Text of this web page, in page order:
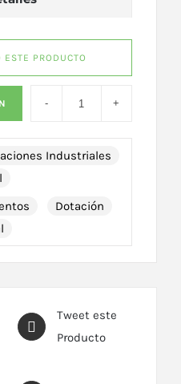
ESTE PRODUCTO
Industriales
Dotación
Tweet este
Producto